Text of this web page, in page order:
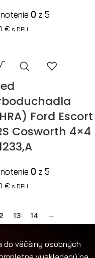
0 z 5
€ s DPH
Ford Escort
Cosworth 4×4
0 z 5
€ s DPH
13 14 →
do väčšiny osobných